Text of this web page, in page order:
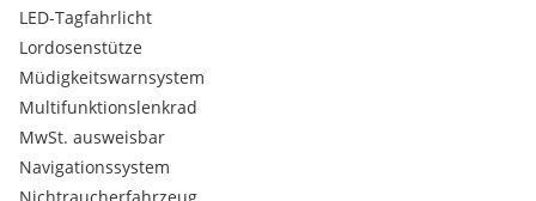
Kopfairbags
Diesel-Partikel-Filter
ABS
Elektronisches Stabilitätsprogramm
Park-Paket
Klimaautomatik
LED-Tagfahrlicht
Lordosenstütze
Müdigkeitswarnsystem
Multifunktionslenkrad
MwSt. ausweisbar
Navigationssystem